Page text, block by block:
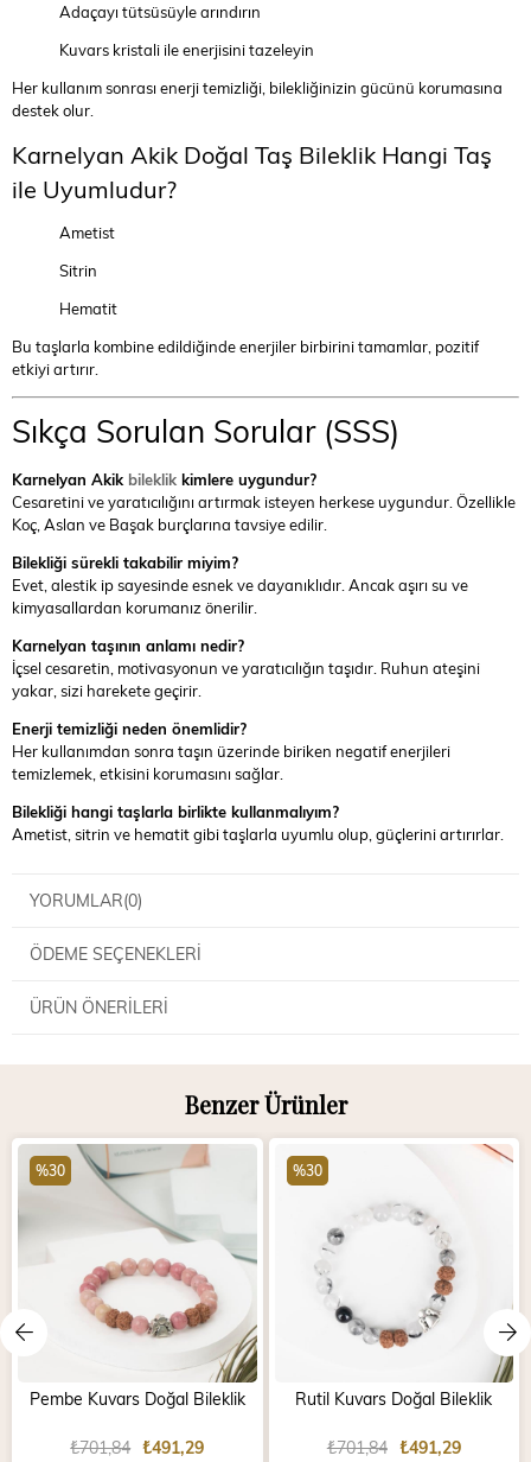
Adaçayı tütsüsüyle arındırın
Kuvars kristali ile enerjisini tazeleyin
Her kullanım sonrası enerji temizliği, bilekliğinizin gücünü korumasına
destek olur.
Karnelyan Akik Doğal Taş Bileklik Hangi Taş
ile Uyumludur?
Ametist
Sitrin
Hematit
Bu taşlarla kombine edildiğinde enerjiler birbirini tamamlar, pozitif
etkiyi artırır.
Sıkça Sorulan Sorular (SSS)
Karnelyan Akik bileklik kimlere uygundur?
Cesaretini ve yaratıcılığını artırmak isteyen herkese uygundur. Özellikle
Koç, Aslan ve Başak burçlarına tavsiye edilir.
Bilekliği sürekli takabilir miyim?
Evet, alestik ip sayesinde esnek ve dayanıklıdır. Ancak aşırı su ve
kimyasallardan korumanız önerilir.
Karnelyan taşının anlamı nedir?
İçsel cesaretin, motivasyonun ve yaratıcılığın taşıdır. Ruhun ateşini
yakar, sizi harekete geçirir.
Enerji temizliği neden önemlidir?
Her kullanımdan sonra taşın üzerinde biriken negatif enerjileri
temizlemek, etkisini korumasını sağlar.
Bilekliği hangi taşlarla birlikte kullanmalıyım?
Ametist, sitrin ve hematit gibi taşlarla uyumlu olup, güçlerini artırırlar.
YORUMLAR(0)
ÖDEME SEÇENEKLERI
ÜRÜN ÖNERILERI
Benzer Ürünler
Pembe Kuvars Doğal Bileklik
₺491,29
₺701,84
%30
Rutil Kuvars Doğal Bileklik
₺491,29
₺701,84
%30